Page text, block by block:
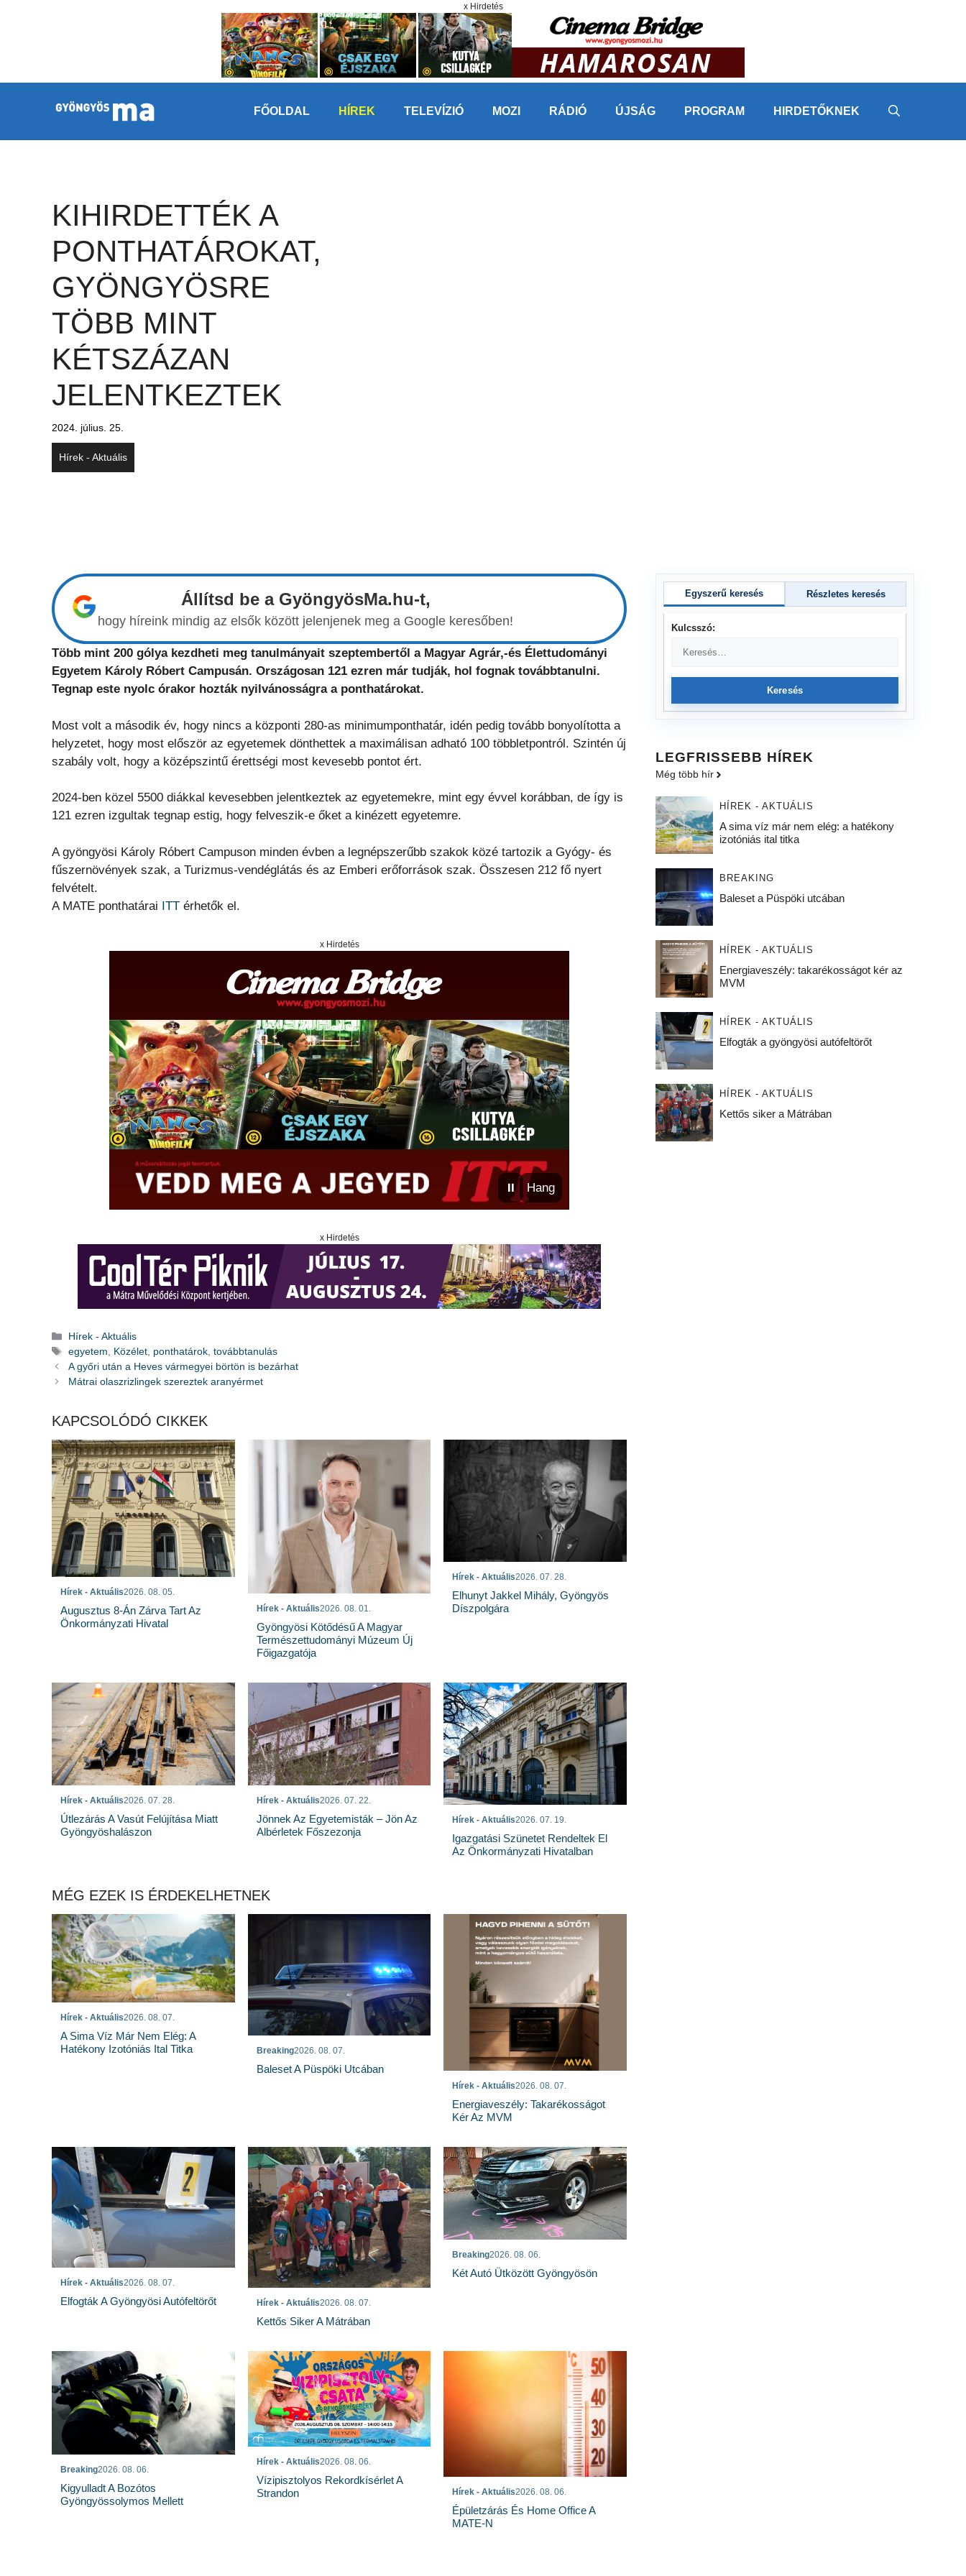
x Hirdetés
FŐOLDAL HÍREK TELEVÍZIÓ MOZI RÁDIÓ ÚJSÁG PROGRAM HIRDETŐKNEK
KIHIRDETTÉK A
PONTHATÁROKAT,
GYÖNGYÖSRE
TÖBB MINT
KÉTSZÁZAN
JELENTKEZTEK
2024. július. 25.
Hírek - Aktuális
Állítsd be a GyöngyösMa.hu-t,
hogy híreink mindig az elsők között jelenjenek meg a Google keresőben!
Több mint 200 gólya kezdheti meg tanulmányait szeptembertől a Magyar Agrár,-és Élettudományi
Egyetem Károly Róbert Campusán. Országosan 121 ezren már tudják, hol fognak továbbtanulni.
Tegnap este nyolc órakor hozták nyilvánosságra a ponthatárokat.
Most volt a második év, hogy nincs a központi 280-as minimumponthatár, idén pedig tovább bonyolította a
helyzetet, hogy most először az egyetemek dönthettek a maximálisan adható 100 többletpontról. Szintén új
szabály volt, hogy a középszintű érettségi most kevesebb pontot ért.
2024-ben közel 5500 diákkal kevesebben jelentkeztek az egyetemekre, mint egy évvel korábban, de így is
121 ezren izgultak tegnap estig, hogy felveszik-e őket a kinézett egyetemre.
A gyöngyösi Károly Róbert Campuson minden évben a legnépszerűbb szakok közé tartozik a Gyógy- és
fűszernövények szak, a Turizmus-vendéglátás és az Emberi erőforrások szak. Összesen 212 fő nyert
felvételt.
A MATE ponthatárai ITT érhetők el.
x Hirdetés
⏸ Hang
x Hirdetés
Kategória
Hírek - Aktuális
Címkék
egyetem, Közélet, ponthatárok,továbbtanulás
A győri után a Heves vármegyei börtön is bezárhat
Mátrai olaszrizlingek szereztek aranyérmet
KAPCSOLÓDÓ CIKKEK
Hírek - Aktuális2026. 08. 05.
Augusztus 8-Án Zárva Tart Az
Önkormányzati Hivatal
Hírek - Aktuális2026. 08. 01.
Gyöngyösi Kötődésű A Magyar
Természettudományi Múzeum Új
Főigazgatója
Hírek - Aktuális2026. 07. 28.
Elhunyt Jakkel Mihály, Gyöngyös
Díszpolgára
Hírek - Aktuális2026. 07. 28.
Útlezárás A Vasút Felújítása Miatt
Gyöngyöshalászon
Hírek - Aktuális2026. 07. 22.
Jönnek Az Egyetemisták – Jön Az
Albérletek Főszezonja
Hírek - Aktuális2026. 07. 19.
Igazgatási Szünetet Rendeltek El
Az Önkormányzati Hivatalban
MÉG EZEK IS ÉRDEKELHETNEK
Hírek - Aktuális2026. 08. 07.
A Sima Víz Már Nem Elég: A
Hatékony Izotóniás Ital Titka
Breaking2026. 08. 07.
Baleset A Püspöki Utcában
Hírek - Aktuális2026. 08. 07.
Energiaveszély: Takarékosságot
Kér Az MVM
Hírek - Aktuális2026. 08. 07.
Elfogták A Gyöngyösi Autófeltörőt Hírek - Aktuális2026. 08. 07.
Kettős Siker A Mátrában
Breaking2026. 08. 06.
Két Autó Ütközött Gyöngyösön
Breaking2026. 08. 06.
Kigyulladt A Bozótos
Gyöngyössolymos Mellett
Hírek - Aktuális2026. 08. 06.
Vízipisztolyos Rekordkísérlet A
Strandon
Hírek - Aktuális2026. 08. 06.
Épületzárás És Home Office A
MATE-N
Egyszerű keresés Részletes keresés
Kulcsszó:
Keresés
LEGFRISSEBB HÍREK
Még több hír
HÍREK - AKTUÁLIS
A sima víz már nem elég: a hatékony
izotóniás ital titka
BREAKING
Baleset a Püspöki utcában
HÍREK - AKTUÁLIS
Energiaveszély: takarékosságot kér az
MVM
HÍREK - AKTUÁLIS
Elfogták a gyöngyösi autófeltörőt
HÍREK - AKTUÁLIS
Kettős siker a Mátrában